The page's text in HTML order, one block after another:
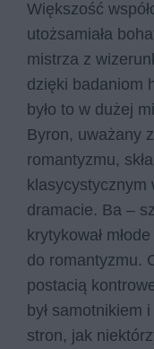
Większość
utożsamiała
mistrza z
dzięki badaniom
było to w dużej
Byron, uważany
romantyzmu,
klasycystycznym
dramacie. Ba –
krytykował
do romantyzmu.
postacią
był samotnikiem
stron, jak